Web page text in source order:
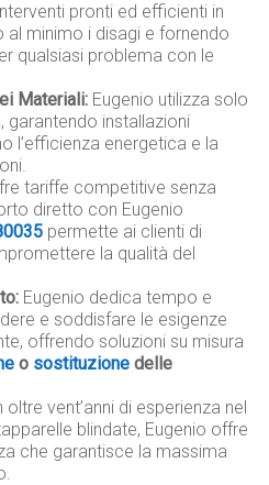
pronti ed efficienti in
al minimo i disagi e fornendo
qualsiasi problema con le
Materiali: Eugenio utilizza solo
garantendo installazioni
l’efficienza energetica e la
tariffe competitive senza
diretto con Eugenio
permette ai clienti di
la qualità del
Eugenio dedica tempo e
e soddisfare le esigenze
offrendo soluzioni su misura
o sostituzione delle
oltre vent’anni di esperienza nel
blindate, Eugenio offre
che garantisce la massima